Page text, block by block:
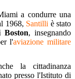
a condurre una
1968, Santilli è stato
Boston, insegnando
l'aviazione militare
la cittadinanza
presso l'Istituto di